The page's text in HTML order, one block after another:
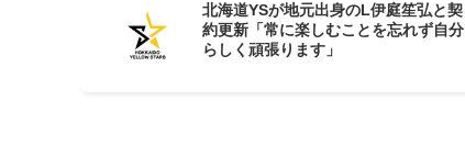
北海道YSが地元出身のL伊庭笙弘と契
約更新「常に楽しむことを忘れず自分
らしく頑張ります」